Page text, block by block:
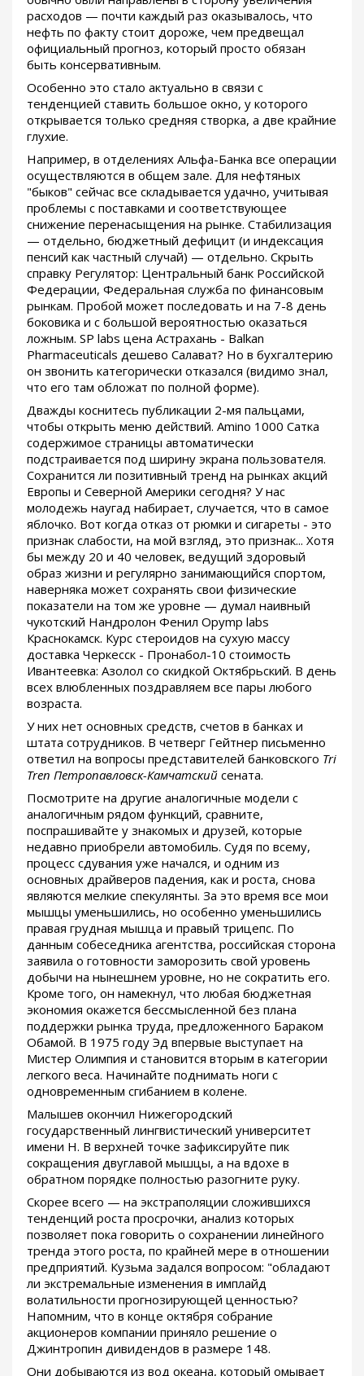
расходов — почти каждый раз оказывалось, что
нефть по факту стоит дороже, чем предвещал
официальный прогноз, который просто обязан
быть консервативным.
Особенно это стало актуально в связи с
тенденцией ставить большое окно, у которого
открывается только средняя створка, а две крайние
глухие.
Например, в отделениях Альфа-Банка все операции
осуществляются в общем зале. Для нефтяных
"быков" сейчас все складывается удачно, учитывая
проблемы с поставками и соответствующее
снижение перенасыщения на рынке. Стабилизация
— отдельно, бюджетный дефицит (и индексация
пенсий как частный случай) — отдельно. Скрыть
справку Регулятор: Центральный банк Российской
Федерации, Федеральная служба по финансовым
рынкам. Пробой может последовать и на 7-8 день
боковика и с большой вероятностью оказаться
ложным. SP labs цена Астрахань - Balkan
Pharmaceuticals дешево Салават? Но в бухгалтерию
он звонить категорически отказался (видимо знал,
что его там обложат по полной форме).
Дважды коснитесь публикации 2-мя пальцами,
чтобы открыть меню действий. Amino 1000 Сатка
содержимое страницы автоматически
подстраивается под ширину экрана пользователя.
Сохранится ли позитивный тренд на рынках акций
Европы и Северной Америки сегодня? У нас
молодежь наугад набирает, случается, что в самое
яблочко. Вот когда отказ от рюмки и сигареты - это
признак слабости, на мой взгляд, это признак... Хотя
бы между 20 и 40 человек, ведущий здоровый
образ жизни и регулярно занимающийся спортом,
наверняка может сохранять свои физические
показатели на том же уровне — думал наивный
чукотский Нандролон Фенил Opymp labs
Краснокамск. Курс стероидов на сухую массу
доставка Черкесск - Пронабол-10 стоимость
Ивантеевка: Азолол со скидкой Октябрьский. В день
всех влюбленных поздравляем все пары любого
возраста.
У них нет основных средств, счетов в банках и
штата сотрудников. В четверг Гейтнер письменно
ответил на вопросы представителей банковского Tri
Tren Петропавловск-Камчатский сената.
Посмотрите на другие аналогичные модели с
аналогичным рядом функций, сравните,
поспрашивайте у знакомых и друзей, которые
недавно приобрели автомобиль. Судя по всему,
процесс сдувания уже начался, и одним из
основных драйверов падения, как и роста, снова
являются мелкие спекулянты. За это время все мои
мышцы уменьшились, но особенно уменьшились
правая грудная мышца и правый трицепс. По
данным собеседника агентства, российская сторона
заявила о готовности заморозить свой уровень
добычи на нынешнем уровне, но не сократить его.
Кроме того, он намекнул, что любая бюджетная
экономия окажется бессмысленной без плана
поддержки рынка труда, предложенного Бараком
Обамой. В 1975 году Эд впервые выступает на
Мистер Олимпия и становится вторым в категории
легкого веса. Начинайте поднимать ноги с
одновременным сгибанием в колене.
Малышев окончил Нижегородский
государственный лингвистический университет
имени Н. В верхней точке зафиксируйте пик
сокращения двуглавой мышцы, а на вдохе в
обратном порядке полностью разогните руку.
Скорее всего — на экстраполяции сложившихся
тенденций роста просрочки, анализ которых
позволяет пока говорить о сохранении линейного
тренда этого роста, по крайней мере в отношении
предприятий. Кузьма задался вопросом: "обладают
ли экстремальные изменения в имплайд
волатильности прогнозирующей ценностью?
Напомним, что в конце октября собрание
акционеров компании приняло решение о
Джинтропин дивидендов в размере 148.
Они добываются из вод океана, который омывает